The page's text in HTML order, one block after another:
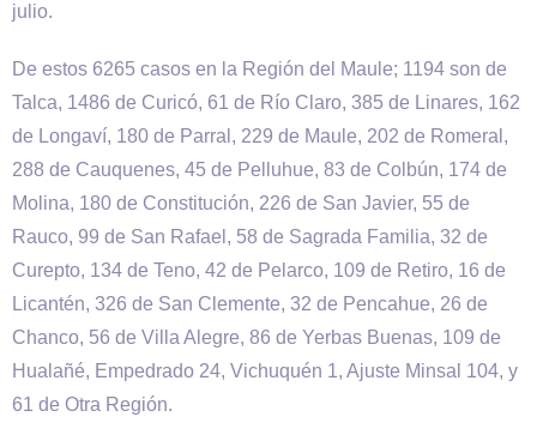
julio.
De estos 6265 casos en la Región del Maule; 1194 son de
Talca, 1486 de Curicó, 61 de Río Claro, 385 de Linares, 162
de Longaví, 180 de Parral, 229 de Maule, 202 de Romeral,
288 de Cauquenes, 45 de Pelluhue, 83 de Colbún, 174 de
Molina, 180 de Constitución, 226 de San Javier, 55 de
Rauco, 99 de San Rafael, 58 de Sagrada Familia, 32 de
Curepto, 134 de Teno, 42 de Pelarco, 109 de Retiro, 16 de
Licantén, 326 de San Clemente, 32 de Pencahue, 26 de
Chanco, 56 de Villa Alegre, 86 de Yerbas Buenas, 109 de
Hualañé, Empedrado 24, Vichuquén 1, Ajuste Minsal 104, y
61 de Otra Región.